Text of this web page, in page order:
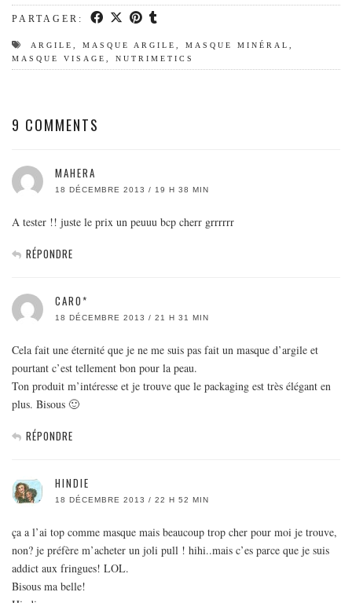
PARTAGER:
ARGILE MASQUE ARGILE MASQUE MINÉRAL
MASQUE VISAGE
NUTRIMETICS
9 COMMENTS
MAHERA
18 DÉCEMBRE 2013 / 19 H 38 MIN
A tester !! juste le prix un peuuu bcp cherr grrrrrr
RÉPONDRE
CARO*
18 DÉCEMBRE 2013 / 21 H 31 MIN
Cela fait une éternité que je ne me suis pas fait un masque d’argile et
pourtant c’est tellement bon pour la peau.
Ton produit m’intéresse et je trouve que le packaging est très élégant en
plus. Bisous 🙂
RÉPONDRE
HINDIE
18 DÉCEMBRE 2013 / 22 H 52 MIN
ça a l’ai top comme masque mais beaucoup trop cher pour moi je trouve,
non? je préfère m’acheter un joli pull ! hihi..mais c’es parce que je suis
addict aux fringues! LOL.
Bisous ma belle!